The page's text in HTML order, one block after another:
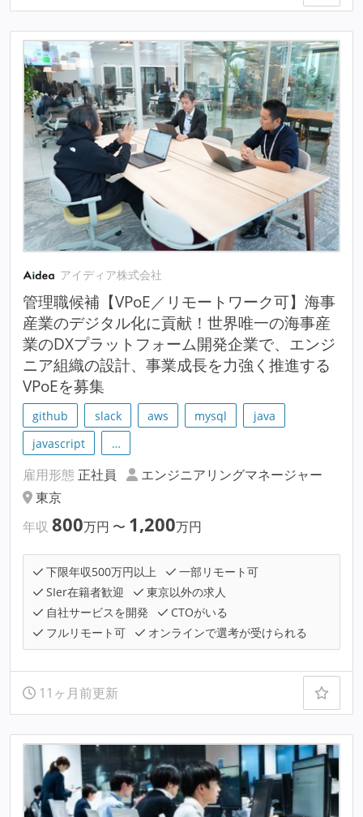
アイディア株式会社
管理職候補【VPoE／リモートワーク可】海事
産業のデジタル化に貢献！世界唯一の海事産
業のDXプラットフォーム開発企業で、エンジ
ニア組織の設計、事業成長を力強く推進する
VPoEを募集
github slack aws mysql
java
javascript
…
雇用形態 正社員
エンジニアリングマネージャー
東京
年収 800万円 〜 1,200万円
下限年収500万円以上
一部リモート可
SIer在籍者歓迎
東京以外の求人
自社サービスを開発
CTOがいる
フルリモート可
オンラインで選考が受けられる
11ヶ月前更新